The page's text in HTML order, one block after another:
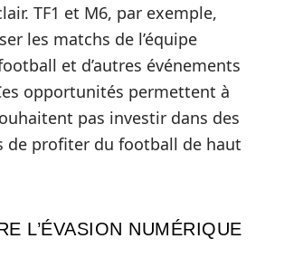
TF1 et M6, par exemple,
les matchs de l’équipe
et d’autres événements
opportunités permettent à
pas investir dans des
de profiter du football de haut
L’ÉVASION NUMÉRIQUE